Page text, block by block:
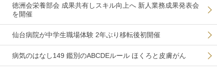
徳洲会栄養部会 成果共有しスキル向上へ 新人業務成果発表会
を開催
仙台病院が中学生職場体験 2年ぶり移転後初開催
病気のはなし149 鑑別のABCDEルール ほくろと皮膚がん